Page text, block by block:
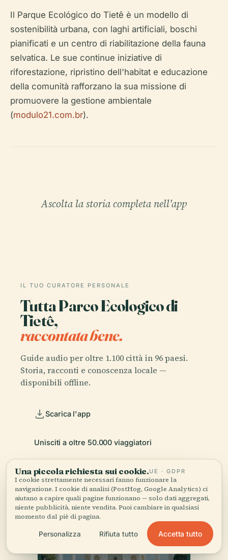
Il Parque Ecológico do Tietê è un modello di
sostenibilità urbana, con laghi artificiali, boschi
pianificati e un centro di riabilitazione della fauna
selvatica. Le sue continue iniziative di
riforestazione, ripristino dell'habitat e educazione
della comunità rafforzano la sua missione di
promuovere la gestione ambientale
(modulo21.com.br).
Ascolta la storia completa nell'app
IL TUO CURATORE PERSONALE
Tutta Parco Ecologico di
Tietê,
raccontata bene.
Guide audio per oltre 1.100 città in 96 paesi.
Storia, racconti e conoscenza locale —
disponibili offline.
Scarica l'app
Unisciti a oltre 50.000 viaggiatori
Una piccola richiesta sui cookie.UE · GDPR
I cookie strettamente necessari fanno funzionare la
navigazione. I cookie di analisi (PostHog, Google Analytics) ci
aiutano a capire quali pagine funzionano — solo dati aggregati,
niente pubblicità, niente vendita. Puoi cambiare in qualsiasi
momento dal piè di pagina.
Personalizza Rifiuta tutto Accetta tutto